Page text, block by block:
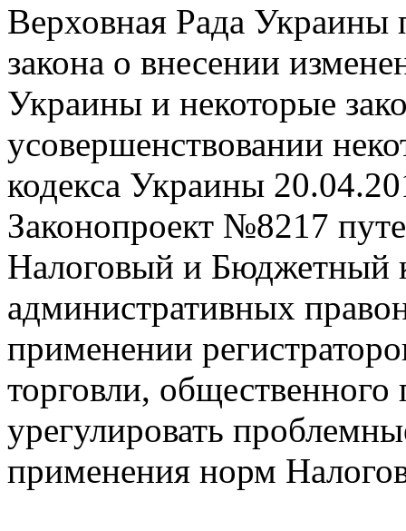
Верховная Рада Украины
закона о внесении
Украины и некоторые
усовершенствовании
кодекса Украины
Законопроект №8217
Налоговый и Бюджетный
административных
применении
торговли, общественного
урегулировать
применения норм